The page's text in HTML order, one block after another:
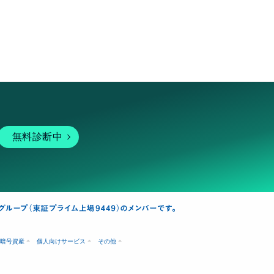
無料診断中
暗号資産 個人向けサービス その他